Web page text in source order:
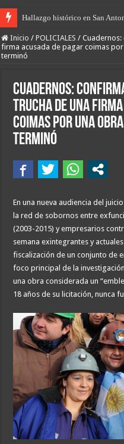
Hallazgo histórico en San
“Prisión domiciliaria” para el
Inicio / POLICIALES /
firma acusada de pagar coimas
terminó
Cuadernos:
trucha de una
coimas por una
terminó
En una nueva audiencia del
la red de sobornos entre
(2003-2015) y empresarios
semana exintegrantes y
fiscalización de un conjunto de
foco principal de la
una obra considerada un
18 años de su licitación, nunca